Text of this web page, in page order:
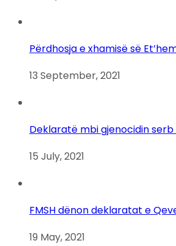
Përdhosja e xhamisë së
13 September, 2021
Deklaratë mbi gjenocidin
15 July, 2021
FMSH dënon deklaratat e
19 May, 2021